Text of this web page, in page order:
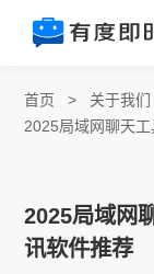
首页 > 关于我们
2025局域网聊天
2025局域网
讯软件推荐